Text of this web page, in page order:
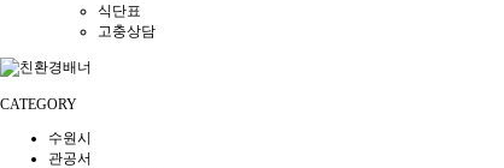
식단표
고충상담
CATEGORY
수원시
관공서